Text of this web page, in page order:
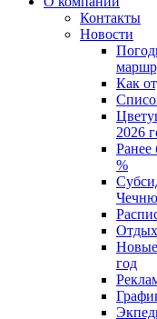
Контакты
Новости
Как
2026
Ранее
%
Новые
год